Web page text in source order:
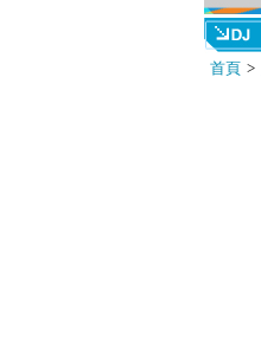
首頁>